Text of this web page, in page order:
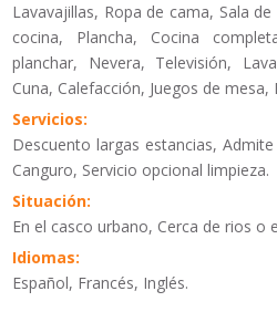
Lavavajillas, Ropa de cama, Sala
cocina, Plancha, Cocina
planchar, Nevera, Televisión,
Cuna, Calefacción, Juegos de mesa,
Servicios:
Descuento largas estancias,
Canguro, Servicio opcional limpieza.
Situación:
En el casco urbano, Cerca de rios o
Idiomas:
Español, Francés, Inglés.